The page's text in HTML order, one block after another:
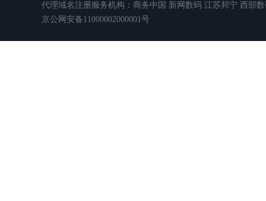
代理域名注册服务机构：商务中国 新网数码 江苏邦宁 西部
京公网安备11000002000001号